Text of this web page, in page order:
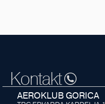
Kontakt
AEROKLUB GORICA